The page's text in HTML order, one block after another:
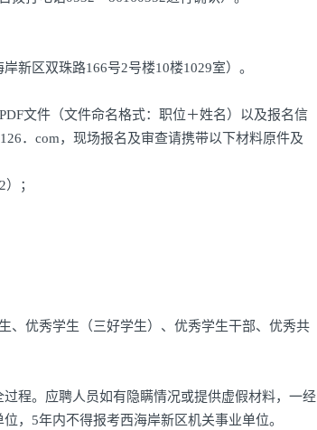
新区双珠路166号2号楼10楼1029室）。
文件（文件命名格式：职位＋姓名）以及报名信
．com，现场报名及审查请携带以下材料原件及
；
优秀学生（三好学生）、优秀学生干部、优秀共
程。应聘人员如有隐瞒情况或提供虚假材料，一经
，5年内不得报考西海岸新区机关事业单位。